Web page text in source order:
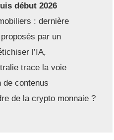
début 2026
: dernière
par un
l’IA,
trace la voie
de contenus
de la crypto monnaie ?